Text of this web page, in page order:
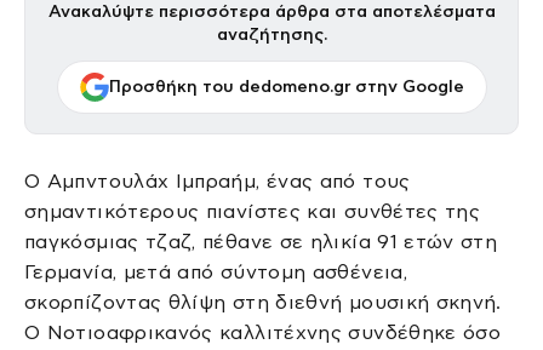
Ανακαλύψτε περισσότερα άρθρα στα αποτελέσματα
αναζήτησης.
Προσθήκη του dedomeno.gr στην Google
Ο Αμπντουλάχ Ιμπραήμ, ένας από τους
σημαντικότερους πιανίστες και συνθέτες της
παγκόσμιας τζαζ, πέθανε σε ηλικία 91 ετών στη
Γερμανία, μετά από σύντομη ασθένεια,
σκορπίζοντας θλίψη στη διεθνή μουσική σκηνή.
Ο Νοτιοαφρικανός καλλιτέχνης συνδέθηκε όσο